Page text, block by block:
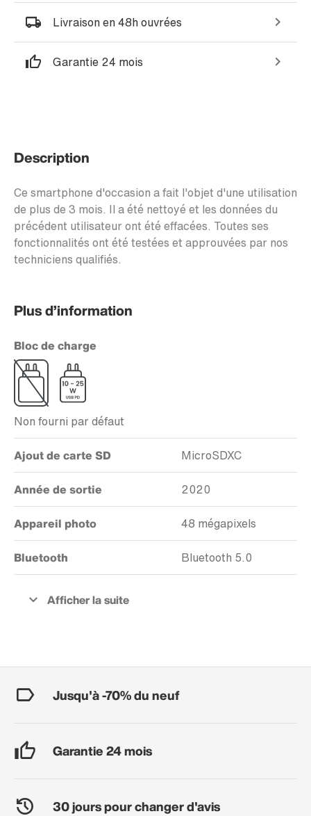
Livraison en 48h ouvrées
Garantie 24 mois
Description
Ce smartphone d'occasion a fait l'objet d'une utilisation
de plus de 3 mois. Il a été nettoyé et les données du
précédent utilisateur ont été effacées. Toutes ses
fonctionnalités ont été testées et approuvées par nos
techniciens qualifiés.
Plus d’information
Bloc de charge
Non fourni par défaut
Ajout de carte SD MicroSDXC
Année de sortie 2020
Appareil photo 48 mégapixels
Bluetooth Bluetooth 5.0
Jusqu'à -70% du neuf
Garantie 24 mois
30 jours pour changer d'avis